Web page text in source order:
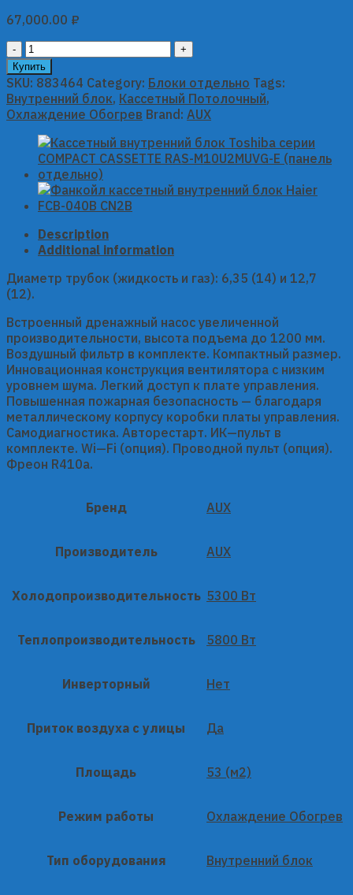
67,000.00 ₽
Кассетный
внутренний
блок
AUX
серии
ALCA
ALCA-
H18/4R1
(v2)
quantity
Купить
SKU: 883464 Category: Блоки отдельно Tags:
Внутренний блок, Кассетный Потолочный,
Охлаждение Обогрев Brand: AUX
Description
Additional information
Диаметр трубок (жидкость и газ): 6,35 (14) и 12,7
(12).
Встроенный дренажный насос увеличенной
производительности, высота подъема до 1200 мм.
Воздушный фильтр в комплекте. Компактный размер.
Инновационная конструкция вентилятора с низким
уровнем шума. Легкий доступ к плате управления.
Повышенная пожарная безопасность — благодаря
металлическому корпусу коробки платы управления.
Самодиагностика. Авторестарт. ИК—пульт в
комплекте. Wi—Fi (опция). Проводной пульт (опция).
Фреон R410a.
Бренд AUX
Производитель AUX
Холодопроизводительность 5300 Вт
Теплопроизводительность 5800 Вт
Инверторный Нет
Приток воздуха с улицы Да
Площадь 53 (м2)
Режим работы Охлаждение Обогрев
Тип оборудования Внутренний блок